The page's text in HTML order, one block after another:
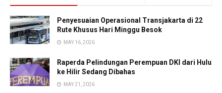
Penyesuaian Operasional Transjakarta di 22
Rute Khusus Hari Minggu Besok
MAY 16, 2026
Raperda Pelindungan Perempuan DKI dari Hulu
ke Hilir Sedang Dibahas
MAY 21, 2026